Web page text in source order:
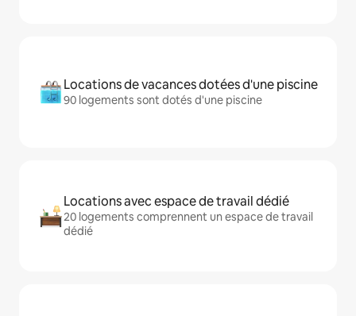
Locations de vacances dotées d'une piscine
90 logements sont dotés d'une piscine
Locations avec espace de travail dédié
20 logements comprennent un espace de travail
dédié